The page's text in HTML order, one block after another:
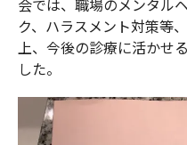
会では、職場のメンタル
ク、ハラスメント対策等
上、今後の診療に活かせ
した。